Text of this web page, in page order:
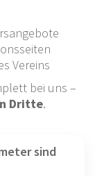
Vereins
bei uns –
Dritte.
sind